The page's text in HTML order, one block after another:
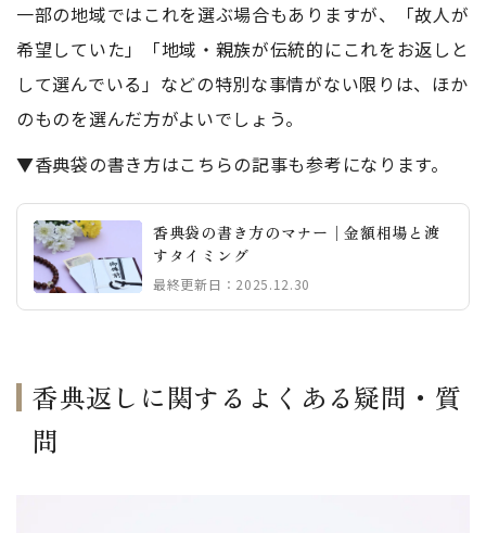
一部の地域ではこれを選ぶ場合もありますが、「故人が
希望していた」「地域・親族が伝統的にこれをお返しと
して選んでいる」などの特別な事情がない限りは、ほか
のものを選んだ方がよいでしょう。
▼香典袋の書き方はこちらの記事も参考になります。
香典袋の書き方のマナー│金額相場と渡
すタイミング
最終更新日：2025.12.30
香典返しに関するよくある疑問・質
問